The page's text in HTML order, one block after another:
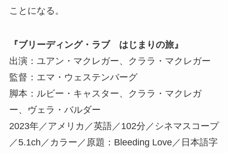
ことになる。
『ブリーディング・ラブ はじまりの旅』
出演：ユアン・マクレガー、クララ・マクレガー
監督：エマ・ウェステンバーグ
脚本：ルビー・キャスター、クララ・マクレガ
ー、ヴェラ・バルダー
2023年／アメリカ／英語／102分／シネマスコープ
／5.1ch／カラー／原題：Bleeding Love／日本語字